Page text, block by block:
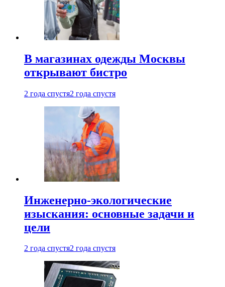
В магазинах одежды Москвы
открывают бистро
2 года спустя2 года спустя
Инженерно-экологические
изыскания: основные задачи и
цели
2 года спустя2 года спустя